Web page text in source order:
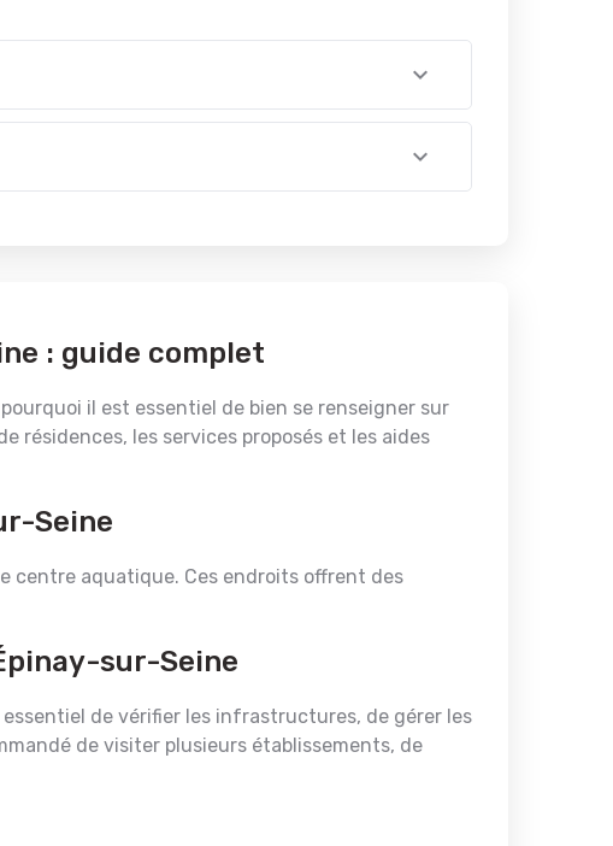
: guide complet
il est essentiel de bien se renseigner sur
résidences, les services proposés et les aides
Seine
centre aquatique. Ces endroits offrent des
sur-Seine
de vérifier les infrastructures, de gérer les
de visiter plusieurs établissements, de